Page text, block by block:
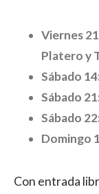
Viernes
Platero y
Sábado
Sábado
Sábado
Domingo
Con entrada